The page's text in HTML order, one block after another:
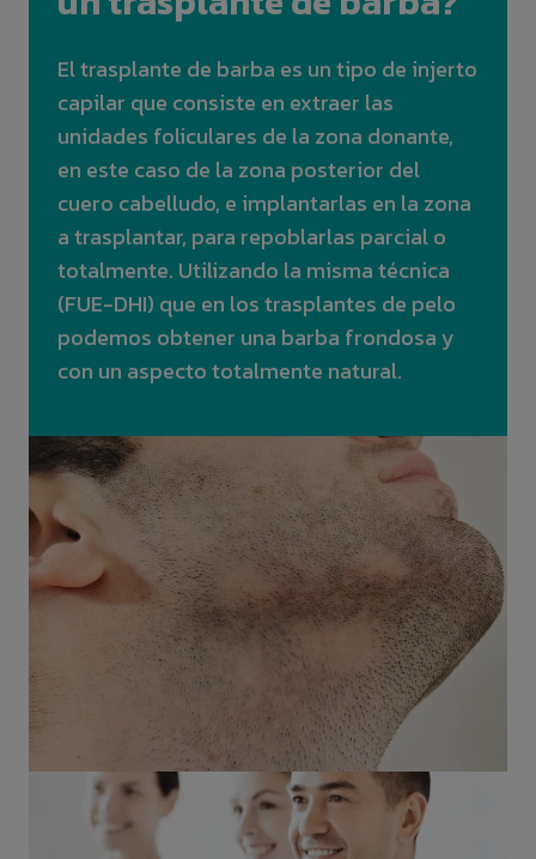
El trasplante de barba es un tipo de injerto
capilar que consiste en extraer las
unidades foliculares de la zona donante,
en este caso de la zona posterior del
cuero cabelludo, e implantarlas en la zona
a trasplantar, para repoblarlas parcial o
totalmente. Utilizando la misma técnica
(FUE-DHI) que en los trasplantes de pelo
podemos obtener una barba frondosa y
con un aspecto totalmente natural.